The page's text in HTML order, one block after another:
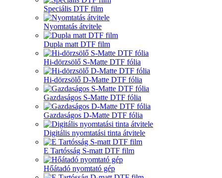
Speciális DTF film
Nyomtatás átvitele
Dupla matt DTF film
Hi-dörzsölő S-Matte DTF fólia
Hi-dörzsölő D-Matte DTF fólia
Gazdaságos S-Matte DTF fólia
Gazdaságos D-Matte DTF fólia
Digitális nyomtatási tinta átvitele
E Tartósság S-matt DTF film
Hőátadó nyomtató gép